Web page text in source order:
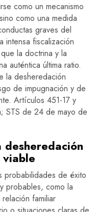
como un mecanismo
como una medida
graves del
intensa fiscalización
la doctrina y la
auténtica última ratio.
la desheredación
de impugnación y de
Artículos 451-17 y
STS de 24 de mayo de
desheredación
probabilidades de éxito
probables, como la
familiar